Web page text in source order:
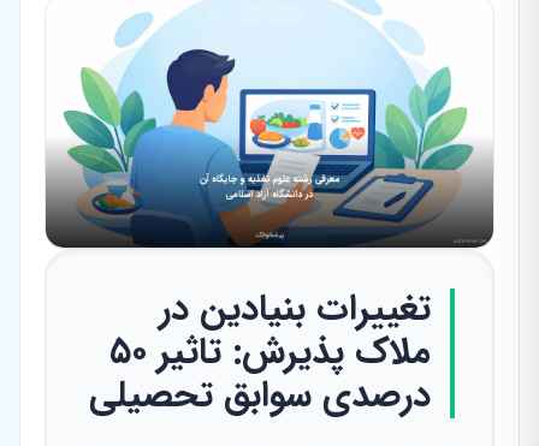
تغییرات بنیادین در
ملاک پذیرش: تاثیر ۵۰
درصدی سوابق تحصیلی